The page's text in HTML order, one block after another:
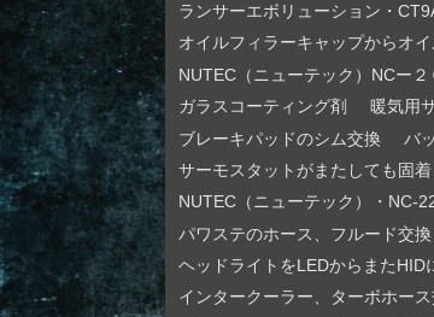
ランサーエボリューション・
オイルフィラーキャップからオイ
NUTEC（ニューテック）NCー
ガラスコーティング剤
暖気用
ブレーキパッドのシム交換
バ
サーモスタットがまたしても固着
NUTEC（ニューテック）・NC-
パワステのホース、フルード交換
ヘッドライトをLEDからまたHID
インタークーラー、ターボホー